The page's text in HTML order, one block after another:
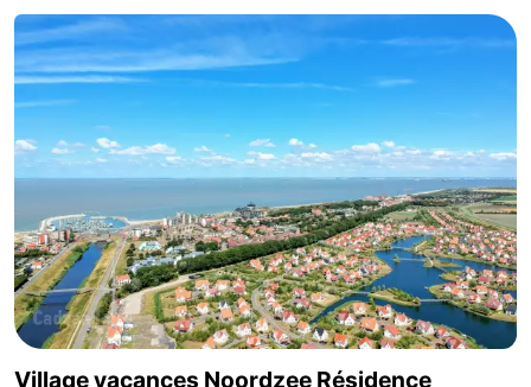
Cadzand-
Bad
Nieuwvliet-
Bad
Schoneveld
-
Strand
Resort
Nieuwvliet-
Bad
-
Waterdunen
Zonneweelde
-
Zwinhoeve
Hôtels
Last
minutes
Plages
Village vacances Noordzee Résidence